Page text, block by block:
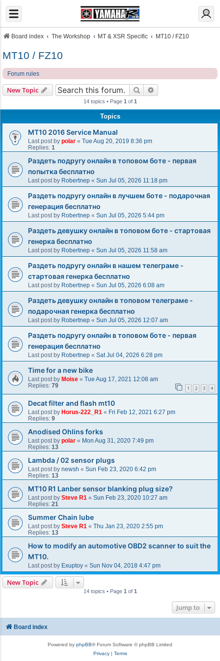
Board index The Workshop MT & XSR Specific MT10 / FZ10
MT10 / FZ10
Forum rules
New Topic Search
14 topics • Page 1 of 1
Topics
MT10 2016 Service Manual
Last post by polar « Tue Aug 20, 2019 8:36 pm
Replies: 1
Раздеть подругу онлайн в топовом боте - первая
попытка бесплатно
Last post by Robertnep « Sun Jul 05, 2026 11:18 pm
Раздеть подругу онлайн в лучшем боте - подарочная
генерация бесплатно
Last post by Robertnep « Sun Jul 05, 2026 5:44 pm
Раздеть девушку онлайн в топовом боте - стартовая
генерка бесплатно
Last post by Robertnep « Sun Jul 05, 2026 11:58 am
Раздеть подругу онлайн в нашем телеграме -
стартовая генерка бесплатно
Last post by Robertnep « Sun Jul 05, 2026 6:08 am
Раздеть девушку онлайн в топовом телеграме -
подарочная генерка бесплатно
Last post by Robertnep « Sun Jul 05, 2026 12:07 am
Раздеть подругу онлайн в топовом боте - первая
генерация бесплатно
Last post by Robertnep « Sat Jul 04, 2026 6:28 pm
Time for a new bike
Last post by Moise « Tue Aug 17, 2021 12:08 am
Replies: 79 1 2 3 4
Decat filter and flash mt10
Last post by Horus-222_R1 « Fri Feb 12, 2021 6:27 pm
Replies: 9
Anodised Ohlins forks
Last post by polar « Mon Aug 31, 2020 7:49 pm
Replies: 13
Lambda / 02 sensor plugs
Last post by newsh « Sun Feb 23, 2020 6:42 pm
Replies: 13
MT10 R1 Lanber sensor blanking plug size?
Last post by Steve R1 « Sun Feb 23, 2020 10:27 am
Replies: 21
Summer Chain lube
Last post by Steve R1 « Thu Jan 23, 2020 2:55 pm
Replies: 13
How to modify an automotive OBD2 scanner to suit the
MT10.
Last post by Exuptoy « Sun Nov 04, 2018 4:47 pm
New Topic
14 topics • Page 1 of 1
Jump to
Board index
Powered by phpBB® Forum Software © phpBB Limited
Privacy| Terms